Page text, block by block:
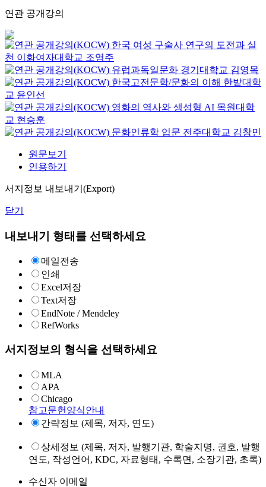
연관 공개강의
한국 여성 구술사 연구의 도전과 실
천 이화여자대학교 조영주
유럽과독일문화 경기대학교 김영목
한국고전문학/문화의 이해 한밭대학
교 윤인선
영화의 역사와 생성형 AI 목원대학
교 현승훈
문화인류학 입문 전주대학교 김창민
원문보기
인용하기
서지정보 내보내기(Export)
닫기
내보내기 형태를 선택하세요
메일전송
인쇄
Excel저장
Text저장
EndNote / Mendeley
RefWorks
서지정보의 형식을 선택하세요
MLA
APA
Chicago
참고문헌양식안내
간략정보 (제목, 저자, 연도)
상세정보 (제목, 저자, 발행기관, 학술지명, 권호, 발행
연도, 작성언어, KDC, 자료형태, 수록면, 소장기관, 초록)
수신자 이메일